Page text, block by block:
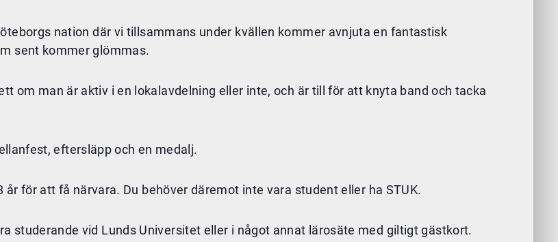
nation där vi tillsammans under kvällen kommer avnjuta en fantastisk
sent kommer glömmas.
om man är aktiv i en lokalavdelning eller inte, och är till för att knyta band och tacka
eftersläpp och en medalj.
för att få närvara. Du behöver däremot inte vara student eller ha STUK.
studerande vid Lunds Universitet eller i något annat lärosäte med giltigt gästkort.